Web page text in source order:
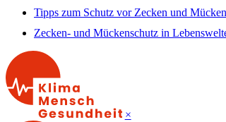
Tipps zum Schutz vor Zecken und Mücken
Zecken- und Mückenschutz in
×